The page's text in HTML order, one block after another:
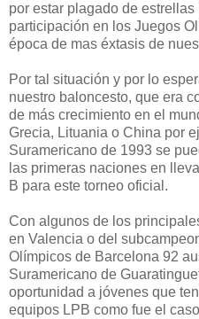
por estar plagado de
participación en los Juegos
época de mas éxtasis de
Por tal situación y por lo
nuestro baloncesto, que era
de más crecimiento en el
Grecia, Lituania o China por
Suramericano de 1993 se
las primeras naciones en
B para este torneo oficial.
Con algunos de los
en Valencia o del
Olímpicos de Barcelona 92
Suramericano de
oportunidad a jóvenes que
equipos LPB como fue el